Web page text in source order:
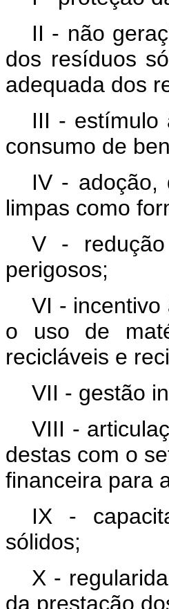
II - não
dos resíduos
adequada dos
III - estímulo
consumo de
IV - adoção,
limpas como
V -
perigosos;
VI - incentivo
o uso de
recicláveis e
VII - gestão
VIII -
destas com o
financeira para
IX -
sólidos;
X -
da prestação